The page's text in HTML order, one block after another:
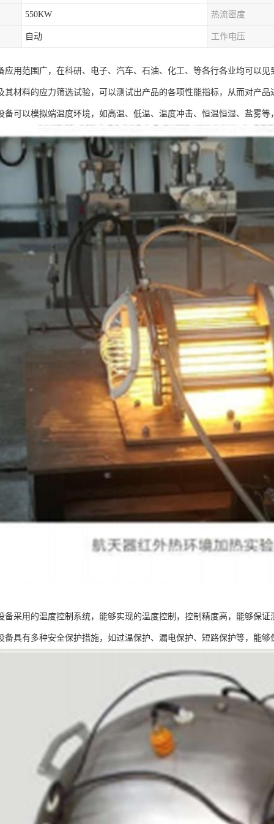
550KW 热流密度
自动 工作电压
应用范围广，在科研、电子、汽车、石油、化工、等各行各业均可以
其材料的应力筛选试验，可以测试出产品的各项性能指标，从而对产品
备可以模拟端温度环境，如高温、低温、温度冲击、恒温恒湿、盐雾
备采用的温度控制系统，能够实现的温度控制，控制精度高，能够保证
备具有多种安全保护措施，如过温保护、漏电保护、短路保护等，能够